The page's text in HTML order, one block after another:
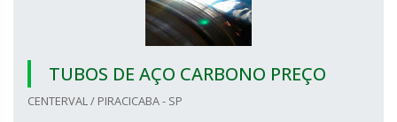
TUBOS DE AÇO CARBONO PREÇO
CENTERVAL / PIRACICABA - SP